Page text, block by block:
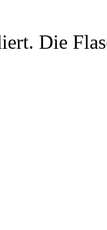
Die